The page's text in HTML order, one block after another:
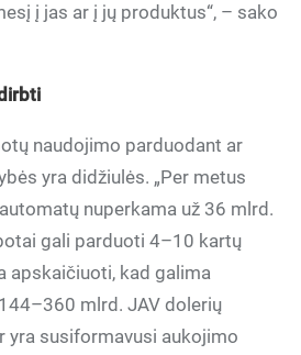
į jas ar į jų produktus“, – sako
naudojimo parduodant ar
yra didžiulės. „Per metus
nuperkama už 36 mlrd.
gali parduoti 4–10 kartų
apskaičiuoti, kad galima
mlrd. JAV dolerių
yra susiformavusi aukojimo